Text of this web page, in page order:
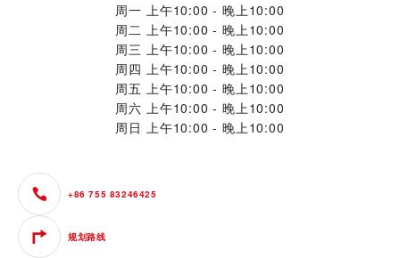
周一 上午10:00 - 晚上10:00
周二 上午10:00 - 晚上10:00
周三 上午10:00 - 晚上10:00
周四 上午10:00 - 晚上10:00
周五 上午10:00 - 晚上10:00
周六 上午10:00 - 晚上10:00
周日 上午10:00 - 晚上10:00
+86 755 83246425
规划路线